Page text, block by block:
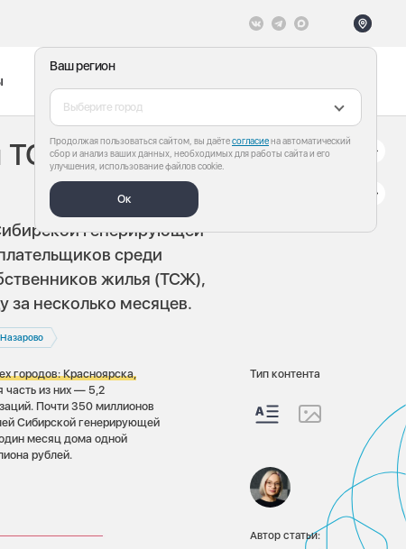
Ваш регион
Выберите город
Продолжая пользоваться сайтом, вы даётесогласиена автоматический
сбор и анализ ваших данных, необходимых для работы сайта и его
улучшения, использование файлов cookie.
Ок
ТСЖ, которые
генерирующей
среди
жилья (ТСЖ),
за несколько месяцев.
Назарово
городов: Красноярска,
часть из них — 5,2
Почти 350 миллионов
Сибирской генерирующей
месяц дома одной
рублей.
Тип контента
Автор статьи: